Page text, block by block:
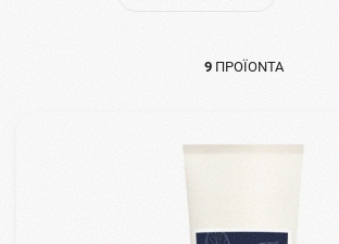
9ΠΡΟΪΌΝΤΑ